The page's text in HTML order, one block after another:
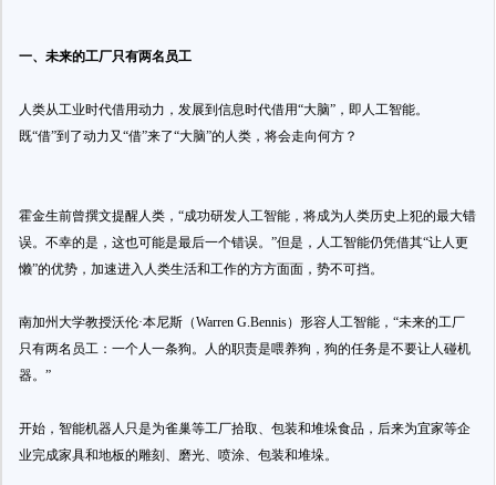
一、未来的工厂只有两名员工
人类从工业时代借用动力，发展到信息时代借用“大脑”，即人工智能。
既“借”到了动力又“借”来了“大脑”的人类，将会走向何方？
霍金生前曾撰文提醒人类，“成功研发人工智能，将成为人类历史上犯的最大错
误。不幸的是，这也可能是最后一个错误。”但是，人工智能仍凭借其“让人更
懒”的优势，加速进入人类生活和工作的方方面面，势不可挡。
南加州大学教授沃伦·本尼斯（Warren G.Bennis）形容人工智能，“未来的工厂
只有两名员工：一个人一条狗。人的职责是喂养狗，狗的任务是不要让人碰机
器。”
开始，智能机器人只是为雀巢等工厂拾取、包装和堆垛食品，后来为宜家等企
业完成家具和地板的雕刻、磨光、喷涂、包装和堆垛。